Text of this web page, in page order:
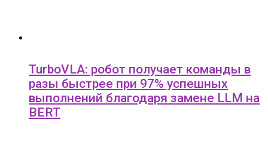
TurboVLA: робот получает команды в
разы быстрее при 97% успешных
выполнений благодаря замене LLM на
BERT